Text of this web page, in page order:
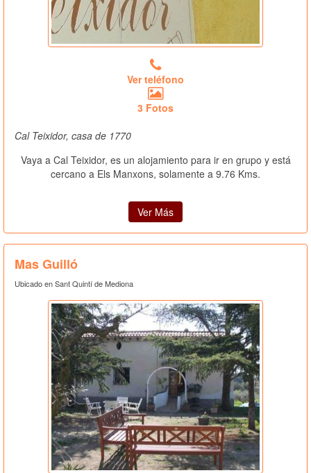
Ver teléfono
3 Fotos
Cal Teixidor, casa de 1770
Vaya a Cal Teixidor, es un alojamiento para ir en grupo y está
cercano a Els Manxons, solamente a 9.76 Kms.
Ver Más
Mas Guilló
Ubicado en Sant Quintí de Mediona